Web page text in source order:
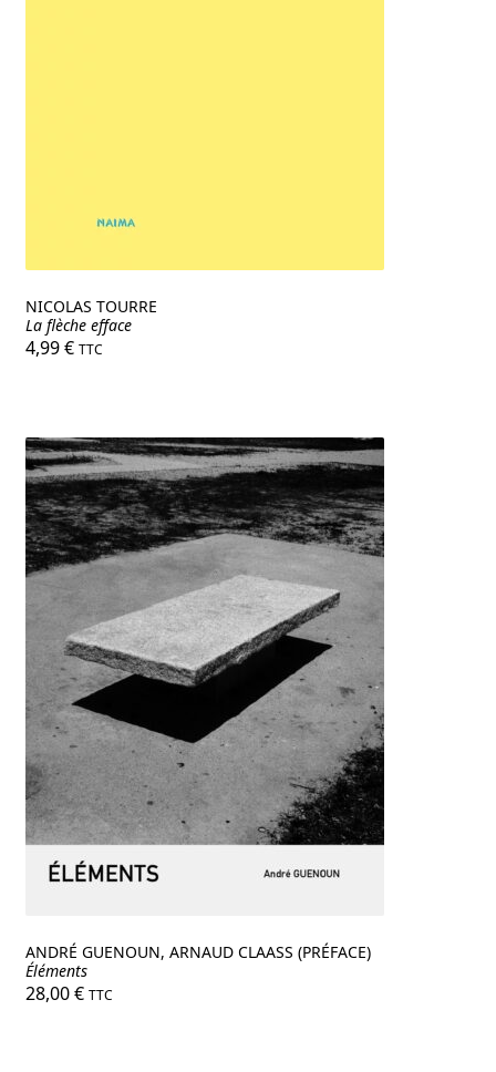
NICOLAS TOURRE
La flèche efface
4,99€ TTC
ANDRÉ GUENOUN, ARNAUD CLAASS (PRÉFACE)
Éléments
28,00€ TTC